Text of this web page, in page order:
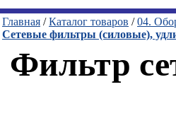
Главная /Каталог товаров /04.
Сетевые фильтры (силовые),
Фильтр